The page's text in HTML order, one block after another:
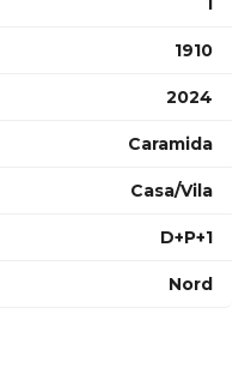
castigul reciproc.
1910
2024
Caramida
Casa/Vila
D+P+1
Nord